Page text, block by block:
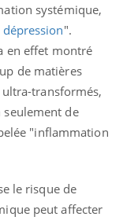
systémique,
".
en effet montré
de matières
transformés,
de
"inflammation
le risque de
peut affecter